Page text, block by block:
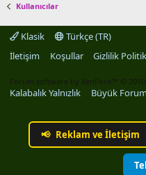
Kullanıcılar
Klasik
Türkçe (TR)
İletişim
Koşullar Gizlilik
Forum software by XenForo™ ©
Kalabalık Yalnızlık Büyük
📢 Reklam ve İletişim